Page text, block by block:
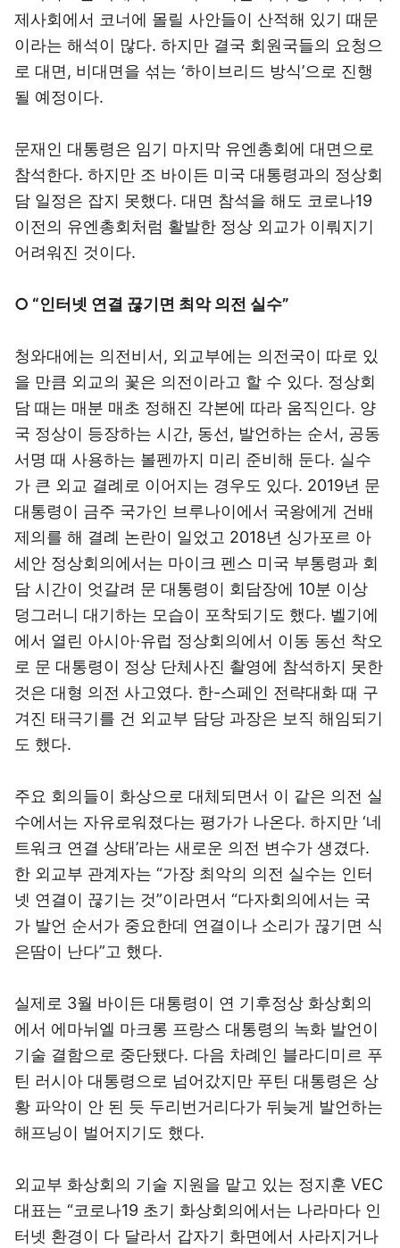
제사회에서 코너에 몰릴 사안들이 산적해 있기 때문
이라는 해석이 많다. 하지만 결국 회원국들의 요청으
로 대면, 비대면을 섞는 ‘하이브리드 방식’으로 진행
될 예정이다.
문재인 대통령은 임기 마지막 유엔총회에 대면으로
참석한다. 하지만 조 바이든 미국 대통령과의 정상회
담 일정은 잡지 못했다. 대면 참석을 해도 코로나19
이전의 유엔총회처럼 활발한 정상 외교가 이뤄지기
어려워진 것이다.
○ “인터넷 연결 끊기면 최악 의전 실수”
청와대에는 의전비서, 외교부에는 의전국이 따로 있
을 만큼 외교의 꽃은 의전이라고 할 수 있다. 정상회
담 때는 매분 매초 정해진 각본에 따라 움직인다. 양
국 정상이 등장하는 시간, 동선, 발언하는 순서, 공동
서명 때 사용하는 볼펜까지 미리 준비해 둔다. 실수
가 큰 외교 결례로 이어지는 경우도 있다. 2019년 문
대통령이 금주 국가인 브루나이에서 국왕에게 건배
제의를 해 결례 논란이 일었고 2018년 싱가포르 아
세안 정상회의에서는 마이크 펜스 미국 부통령과 회
담 시간이 엇갈려 문 대통령이 회담장에 10분 이상
덩그러니 대기하는 모습이 포착되기도 했다. 벨기에
에서 열린 아시아·유럽 정상회의에서 이동 동선 착오
로 문 대통령이 정상 단체사진 촬영에 참석하지 못한
것은 대형 의전 사고였다. 한-스페인 전략대화 때 구
겨진 태극기를 건 외교부 담당 과장은 보직 해임되기
도 했다.
주요 회의들이 화상으로 대체되면서 이 같은 의전 실
수에서는 자유로워졌다는 평가가 나온다. 하지만 ‘네
트워크 연결 상태’라는 새로운 의전 변수가 생겼다.
한 외교부 관계자는 “가장 최악의 의전 실수는 인터
넷 연결이 끊기는 것”이라면서 “다자회의에서는 국
가 발언 순서가 중요한데 연결이나 소리가 끊기면 식
은땀이 난다”고 했다.
실제로 3월 바이든 대통령이 연 기후정상 화상회의
에서 에마뉘엘 마크롱 프랑스 대통령의 녹화 발언이
기술 결함으로 중단됐다. 다음 차례인 블라디미르 푸
틴 러시아 대통령으로 넘어갔지만 푸틴 대통령은 상
황 파악이 안 된 듯 두리번거리다가 뒤늦게 발언하는
해프닝이 벌어지기도 했다.
외교부 화상회의 기술 지원을 맡고 있는 정지훈 VEC
대표는 “코로나19 초기 화상회의에서는 나라마다 인
터넷 환경이 다 달라서 갑자기 화면에서 사라지거나